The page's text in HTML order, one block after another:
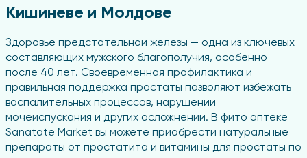
Кишиневе и Молдове
Здоровье предстательной железы — одна из ключевых
составляющих мужского благополучия, особенно
после 40 лет. Своевременная профилактика и
правильная поддержка простаты позволяют избежать
воспалительных процессов, нарушений
мочеиспускания и других осложнений. В фито аптеке
Sanatate Market вы можете приобрести натуральные
препараты от простатита и витамины для простаты по